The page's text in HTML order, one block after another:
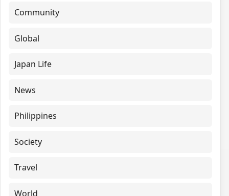
Community
Global
Japan Life
News
Philippines
Society
Travel
World